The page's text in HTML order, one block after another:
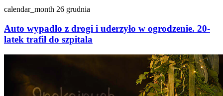
calendar_month 26 grudnia
Auto wypadło z drogi i uderzyło w ogrodzenie. 20-
latek trafił do szpitala